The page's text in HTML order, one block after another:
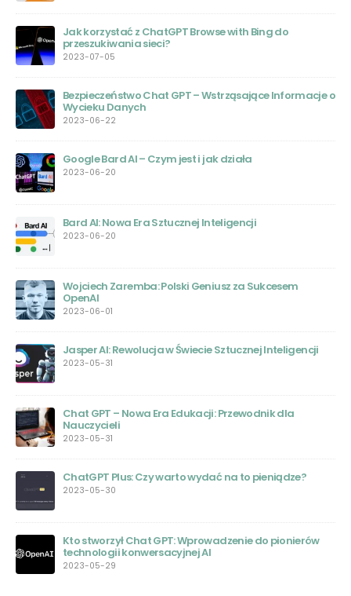
Jak korzystać z ChatGPT Browse with Bing do
przeszukiwania sieci?
2023-07-05
Bezpieczeństwo Chat GPT – Wstrząsające Informacje o
Wycieku Danych
2023-06-22
Google Bard AI – Czym jest i jak działa
2023-06-20
Bard AI: Nowa Era Sztucznej Inteligencji
2023-06-20
Wojciech Zaremba: Polski Geniusz za Sukcesem
OpenAI
2023-06-01
Jasper AI: Rewolucja w Świecie Sztucznej Inteligencji
2023-05-31
Chat GPT – Nowa Era Edukacji: Przewodnik dla
Nauczycieli
2023-05-31
ChatGPT Plus: Czy warto wydać na to pieniądze?
2023-05-30
Kto stworzył Chat GPT: Wprowadzenie do pionierów
technologii konwersacyjnej AI
2023-05-29